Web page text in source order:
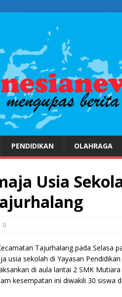
PENDIDIKAN OLAHRAGA
Usia
0
Tajurhalang pada Selasa
usia sekolah di Yayasan
di aula lantai 2 SMK Mutiara
kesempatan ini diwakili 30 siswa